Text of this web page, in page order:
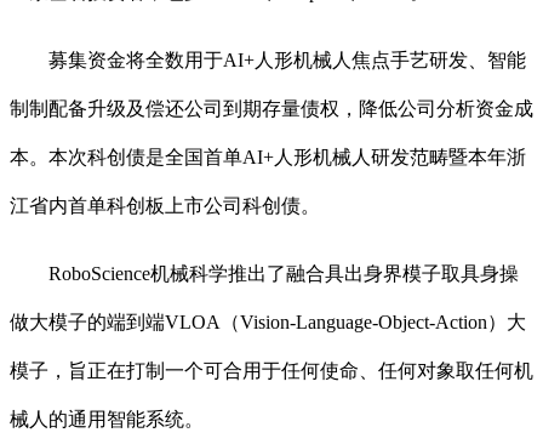
募集资金将全数用于AI+人形机械人焦点手艺研发、智能
制制配备升级及偿还公司到期存量债权，降低公司分析资金成
本。本次科创债是全国首单AI+人形机械人研发范畴暨本年浙
江省内首单科创板上市公司科创债。
RoboScience机械科学推出了融合具出身界模子取具身操
做大模子的端到端VLOA（Vision-Language-Object-Action）大
模子，旨正在打制一个可合用于任何使命、任何对象取任何机
械人的通用智能系统。